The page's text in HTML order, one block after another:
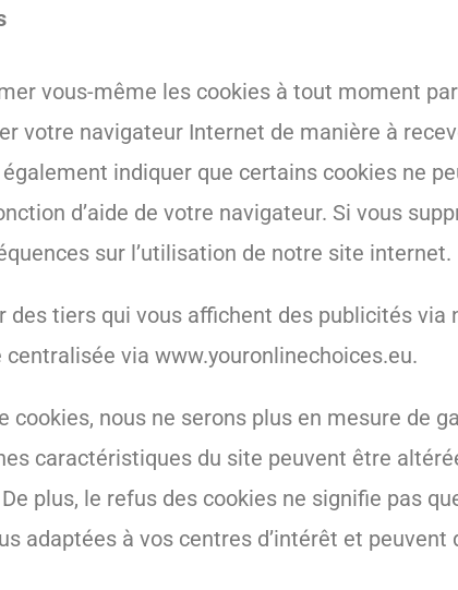
vous-même les cookies à tout moment
votre navigateur Internet de manière à
indiquer que certains cookies ne
d’aide de votre navigateur. Si vous
sur l’utilisation de notre site internet.
tiers qui vous affichent des publicités via
via www.youronlinechoices.eu.
cookies, nous ne serons plus en mesure de
caractéristiques du site peuvent être
plus, le refus des cookies ne signifie pas
adaptées à vos centres d’intérêt et